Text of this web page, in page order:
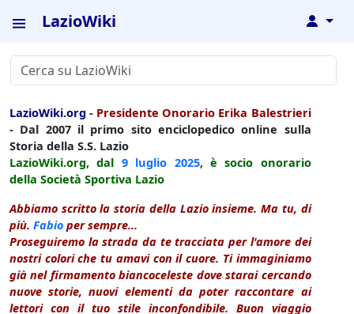
LazioWiki ↓
LazioWiki.org - Presidente Onorario Erika Balestrieri
- Dal 2007 il primo sito enciclopedico online sulla
Storia della S.S. Lazio
LazioWiki.org, dal 9 luglio 2025, è socio onorario
della Società Sportiva Lazio
Abbiamo scritto la storia della Lazio insieme. Ma tu, di
più. Fabio per sempre...
Proseguiremo la strada da te tracciata per l'amore dei
nostri colori che tu amavi con il cuore. Ti immaginiamo
già nel firmamento biancoceleste dove starai cercando
nuove storie, nuovi elementi da poter raccontare ai
lettori con il tuo stile inconfondibile. Buon viaggio